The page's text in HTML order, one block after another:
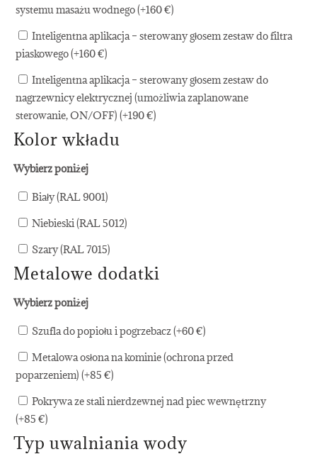
systemu masażu wodnego (+160€)
Inteligentna aplikacja – sterowany głosem zestaw do filtra
piaskowego (+160€)
Inteligentna aplikacja – sterowany głosem zestaw do
nagrzewnicy elektrycznej (umożliwia zaplanowane
sterowanie, ON/OFF) (+190€)
Kolor wkładu
Wybierz poniżej
Biały (RAL 9001)
Niebieski (RAL 5012)
Szary (RAL 7015)
Metalowe dodatki
Wybierz poniżej
Szufla do popiołu i pogrzebacz (+60€)
Metalowa osłona na kominie (ochrona przed
poparzeniem) (+85 €)
Pokrywa ze stali nierdzewnej nad piec wewnętrzny
(+85 €)
Typ uwalniania wody